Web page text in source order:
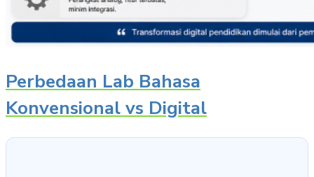
Perbedaan Lab Bahasa
Konvensional vs Digital